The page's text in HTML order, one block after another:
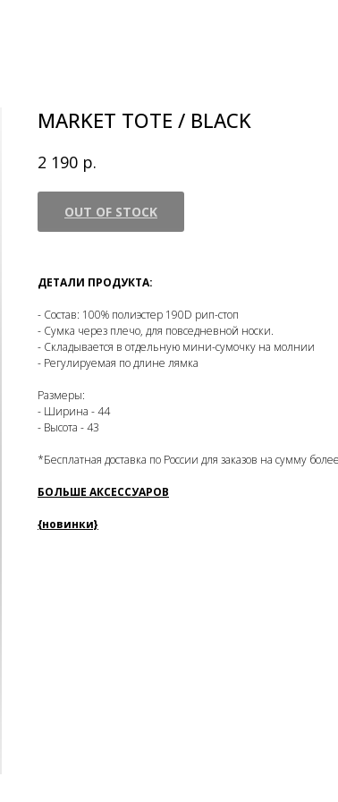
MARKET TOTE / BLACK
2 190 р.
OUT OF STOCK
ДЕТАЛИ ПРОДУКТА:
- Состав: 100% полиэстер 190D рип-стоп
- Сумка через плечо, для повседневной носки.
- Складывается в отдельную мини-сумочку на молнии
- Регулируемая по длине лямка
Размеры:
- Ширина - 44
- Высота - 43
*Бесплатная доставка по России для заказов на сумму
БОЛЬШЕ АКСЕССУАРОВ
{новинки}